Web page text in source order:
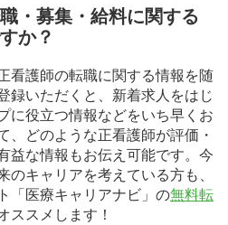
・募集・給料に関する
か？
看護師の転職に関する情報を随
録いただくと、新着求人をはじ
に役立つ情報などをいち早くお
、どのような正看護師が評価・
益な情報もお伝え可能です。今
キャリアを考えている方も、
「医療キャリアナビ」の無料転
ススメします！